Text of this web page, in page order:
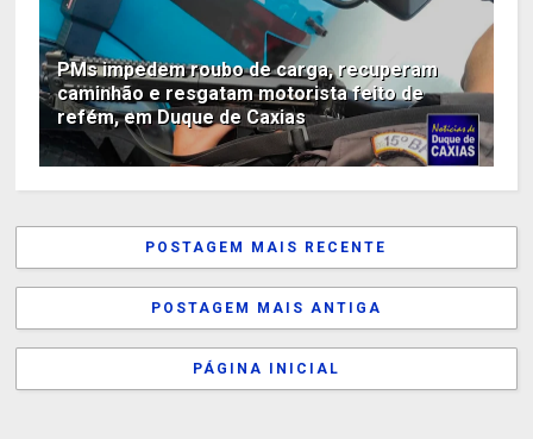
PMs impedem roubo de carga, recuperam
caminhão e resgatam motorista feito de
refém, em Duque de Caxias
POSTAGEM MAIS RECENTE
POSTAGEM MAIS ANTIGA
PÁGINA INICIAL